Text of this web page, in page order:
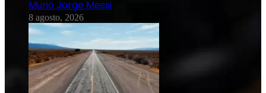
Murió Jorge Messi
8 agosto, 2026